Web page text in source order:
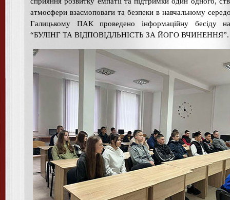
атмосфери взаємоповаги та безпеки в навчальному
Галицькому ПАК проведено інформаційну бесіду
“БУЛІНГ ТА ВІДПОВІДЛЬНІСТЬ ЗА ЙОГО ВЧИНЕННЯ”.